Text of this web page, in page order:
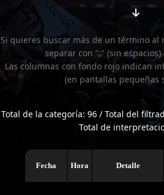
Si quieres buscar más de un término al
separar con ";" (sin
Las columnas con fondo rojo indican
(en pantallas pequeñas
Total de la categoría: 96 / Total del
Total de
Fecha Hora Detalle